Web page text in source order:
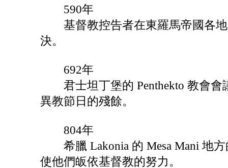
590年
基督教控告者在東羅馬帝國各地
決。
692年
君士坦丁堡的 Penthekto 教會會
異教節日的殘餘。
804年
希臘 Lakonia 的 Mesa Mani 地方
使他們皈依基督教的努力。